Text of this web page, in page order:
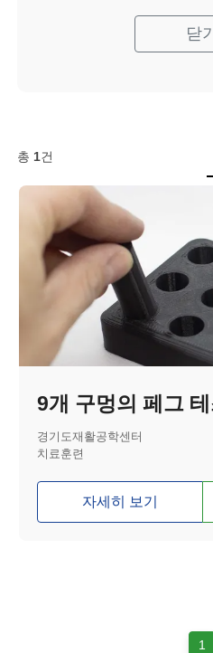
닫기
총 1건
9개 구멍의 페그
경기도재활공학센터
치료훈련
자세히 보기
1